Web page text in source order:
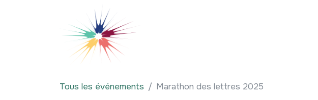
Tous les événements Marathon des lettres 2025